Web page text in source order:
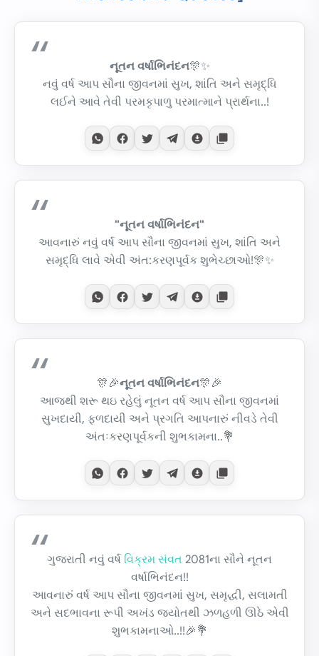
નૂતન વર્ષાભિનંદન🎊✨
નવું વર્ષ આપ સૌના જીવનમાં સુખ, શાંતિ અને સમૃદ્ધિ
લઈને આવે તેવી પરમકૃપાળુ પરમાત્માને પ્રાર્થના..!
"નૂતન વર્ષાભિનંદન"
આવનારું નવું વર્ષ આપ સૌના જીવનમાં સુખ, શાંતિ અને
સમૃદ્ધિ લાવે એવી અંત:કરણપૂર્વક શુભેચ્છાઓ!🎊✨
🎊🎉નૂતન વર્ષાભિનંદન🎊🎉
આજથી શરૂ થઇ રહેલું નૂતન વર્ષ આપ સૌના જીવનમાં
સુખદાયી, ફળદાયી અને પ્રગતિ આપનારું નીવડે તેવી
અંતઃકરણપૂર્વકની શુભકામના..💐
ગુજરાતી નવું વર્ષ વિક્રમ સંવત 2081ના સૌને નૂતન
વર્ષાભિનંદન!!
આવનારું વર્ષ આપ સૌના જીવનમાં સુખ, સમૃદ્ધી, સલામતી
અને સદભાવના રૂપી અખંડ જ્યોતથી ઝળહળી ઊઠે એવી
શુભકામનાઓ..!!🎉💐